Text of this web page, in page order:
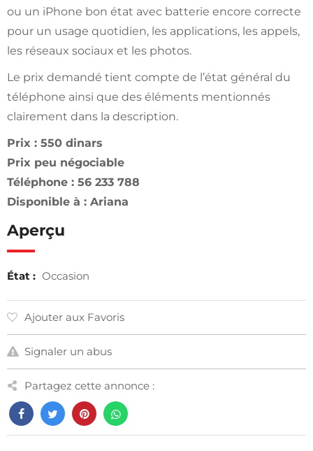
ou un iPhone bon état avec batterie encore correcte
pour un usage quotidien, les applications, les appels,
les réseaux sociaux et les photos.
Le prix demandé tient compte de l’état général du
téléphone ainsi que des éléments mentionnés
clairement dans la description.
Prix : 550 dinars
Prix peu négociable
Téléphone : 56 233 788
Disponible à : Ariana
Aperçu
État : Occasion
Ajouter aux Favoris
Signaler un abus
Partagez cette annonce :